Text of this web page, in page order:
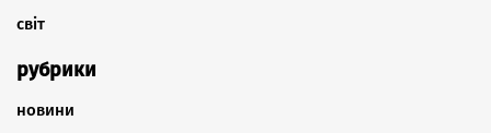
світ
рубрики
новини